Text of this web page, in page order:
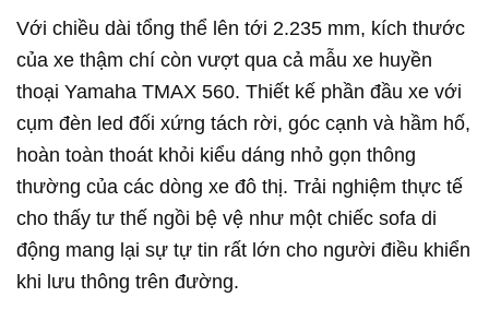
Với chiều dài tổng thể lên tới 2.235 mm, kích thước
của xe thậm chí còn vượt qua cả mẫu xe huyền
thoại Yamaha TMAX 560. Thiết kế phần đầu xe với
cụm đèn led đối xứng tách rời, góc cạnh và hầm hố,
hoàn toàn thoát khỏi kiểu dáng nhỏ gọn thông
thường của các dòng xe đô thị. Trải nghiệm thực tế
cho thấy tư thế ngồi bệ vệ như một chiếc sofa di
động mang lại sự tự tin rất lớn cho người điều khiển
khi lưu thông trên đường.